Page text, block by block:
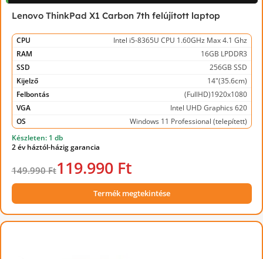
Lenovo ThinkPad X1 Carbon 7th felújított laptop
CPU
Intel i5-8365U CPU 1.60GHz Max 4.1 Ghz
RAM
16GB LPDDR3
SSD
256GB SSD
Kijelző
14"(35.6cm)
Felbontás
(FullHD)1920x1080
VGA
Intel UHD Graphics 620
OS
Windows 11 Professional (telepített)
Készleten: 1 db
2 év háztól-házig garancia
149.990 Ft119.990 Ft
Termék megtekintése